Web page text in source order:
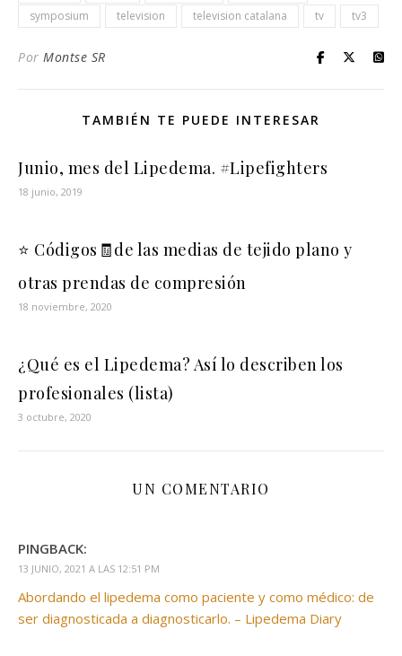
symposium
television television catalana tv tv3
Por Montse SR
TAMBIÉN TE PUEDE INTERESAR
Junio, mes del Lipedema. #Lipefighters
18 junio, 2019
⭐️ Códigos🧾de las medias de tejido plano y
otras prendas de compresión
18 noviembre, 2020
¿Qué es el Lipedema? Así lo describen los
profesionales (lista)
3 octubre, 2020
UN COMENTARIO
PINGBACK:
13 JUNIO, 2021 A LAS 12:51 PM
Abordando el lipedema como paciente y como médico: de
ser diagnosticada a diagnosticarlo. – Lipedema Diary